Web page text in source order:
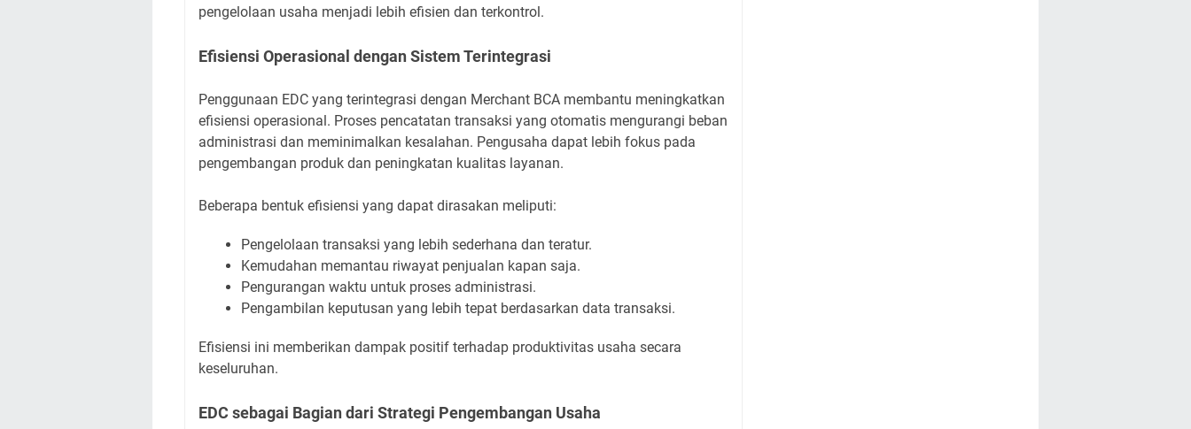
pengelolaan usaha menjadi lebih efisien dan terkontrol.
Efisiensi Operasional dengan Sistem Terintegrasi
Penggunaan EDC yang terintegrasi dengan Merchant BCA membantu meningkatkan
efisiensi operasional. Proses pencatatan transaksi yang otomatis mengurangi beban
administrasi dan meminimalkan kesalahan. Pengusaha dapat lebih fokus pada
pengembangan produk dan peningkatan kualitas layanan.
Beberapa bentuk efisiensi yang dapat dirasakan meliputi:
Pengelolaan transaksi yang lebih sederhana dan teratur.
Kemudahan memantau riwayat penjualan kapan saja.
Pengurangan waktu untuk proses administrasi.
Pengambilan keputusan yang lebih tepat berdasarkan data transaksi.
Efisiensi ini memberikan dampak positif terhadap produktivitas usaha secara
keseluruhan.
EDC sebagai Bagian dari Strategi Pengembangan Usaha